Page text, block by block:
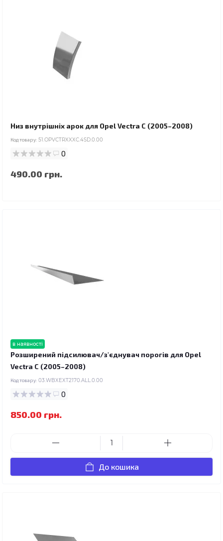
Низ внутрішніх арок для Opel Vectra C (2005–2008)
Код товару: 51.OPVCTRXXXC.4SD.0.00
0
490.00 грн.
в наявності
Розширений підсилювач/з'єднувач порогів для Opel
Vectra C (2005–2008)
Код товару: 03.WBXEXT2170.ALL.0.00
0
850.00 грн.
До кошика